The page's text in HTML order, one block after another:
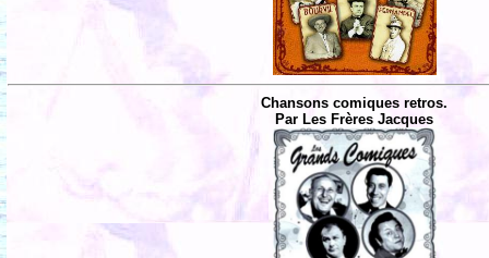
Chansons comiques retros.
Par Les Frères Jacques